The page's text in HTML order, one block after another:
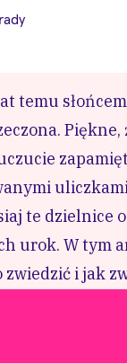
temu
te dzielnice
urok. W tym
zwiedzić i jak